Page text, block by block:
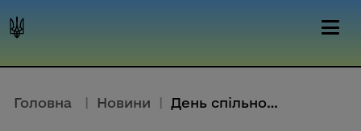
Головна | Новини | День спільнодії в Ужгороді об’...